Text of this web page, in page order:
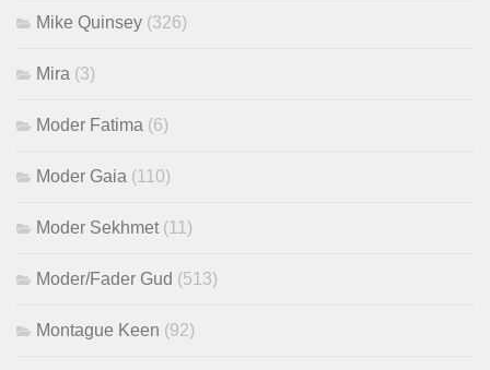
Mike Quinsey (326)
Mira (3)
Moder Fatima (6)
Moder Gaia (110)
Moder Sekhmet (11)
Moder/Fader Gud (513)
Montague Keen (92)